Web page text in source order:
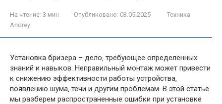
На чтение: 3 мин Опубликовано: 03.05.2025
Техника
Andrey
Установка бризера – дело‚ требующее определенных
знаний и навыков. Неправильный монтаж может привести
к снижению эффективности работы устройства‚
появлению шума‚ течи и другим проблемам. В этой статье
мы разберем распространенные ошибки при установке